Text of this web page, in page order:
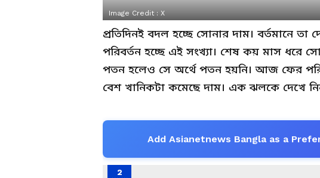
Image Credit : X
প্রতিদিনই বদল হচ্ছে সোনার দাম। বর্তমানে
পরিবর্তন হচ্ছে এই সংখ্যা। শেষ কয় মাস ধরে
পতন হলেও সে অর্থে পতন হয়নি। আজ ফের
বেশ খানিকটা কমেছে দাম। এক ঝলকে দেখে
Add Asianetnews Bangla as a
2